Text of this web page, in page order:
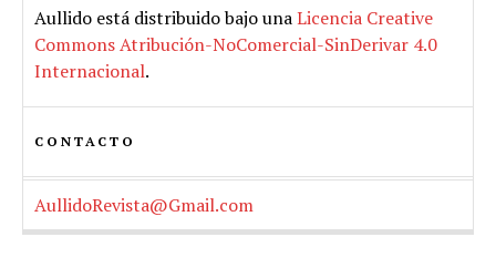
Aullido está distribuido bajo unaLicencia Creative
Commons Atribución-NoComercial-SinDerivar 4.0
Internacional.
CONTACTO
AullidoRevista@Gmail.com